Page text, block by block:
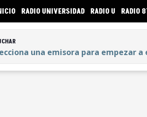
RADIO UNIVERSIDAD RADIO U RADIO
una emisora para empezar a
una emisora para empezar a